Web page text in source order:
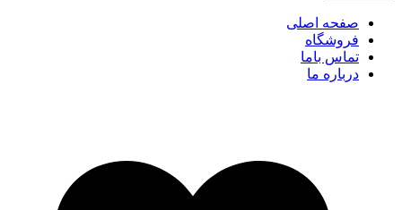
صفحه اصلی
فروشگاه
تماس باما
درباره ما